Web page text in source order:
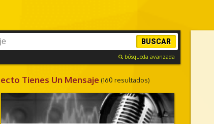
BUSCAR
búsqueda avanzada
Tienes Un Mensaje(160 resultados)
CHORRADAS